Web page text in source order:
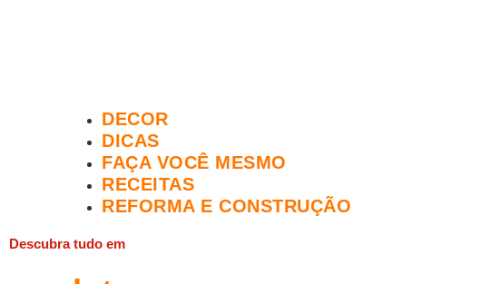
DECOR
DICAS
FAÇA VOCÊ MESMO
RECEITAS
REFORMA E CONSTRUÇÃO
Descubra tudo em